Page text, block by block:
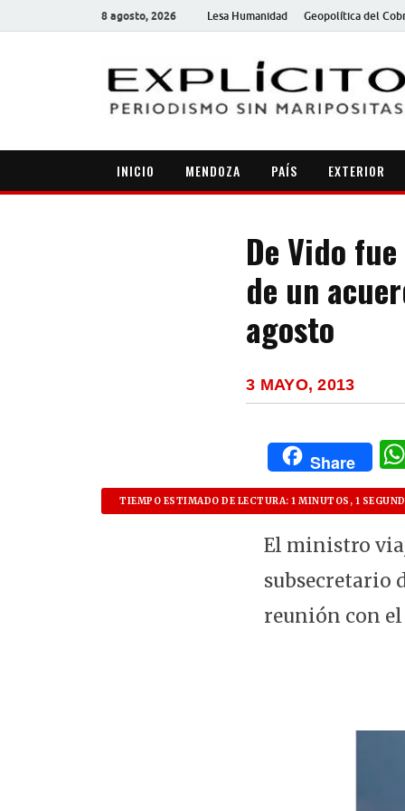
8 agosto, 2026 Lesa Humanidad Geopolítica del
INICIO MENDOZA PAÍS EXTERIOR
De Vido
de un
agosto
3 MAYO, 2013
Share
TIEMPO ESTIMADO DE LECTURA: 1 MINUTOS, 1
El ministro
subsecretario
reunión con